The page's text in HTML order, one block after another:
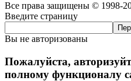
Все права защищены © 1998-
Введите страницу
Вы не авторизованы
Пожалуйста,
полному функционалу